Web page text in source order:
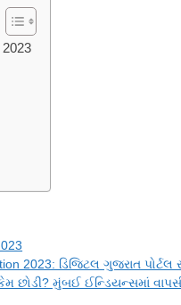
2023: ડિજિટલ ગુજરાત પોર્ટલ
છોડી? મુંબઈ ઈન્ડિયન્સમાં